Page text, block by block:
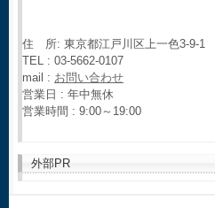
住 所: 東京都江戸川区上一色3-9-1
TEL : 03-5662-0107
mail : お問い合わせ
営業日 : 年中無休
営業時間 : 9:00～19:00
外部PR